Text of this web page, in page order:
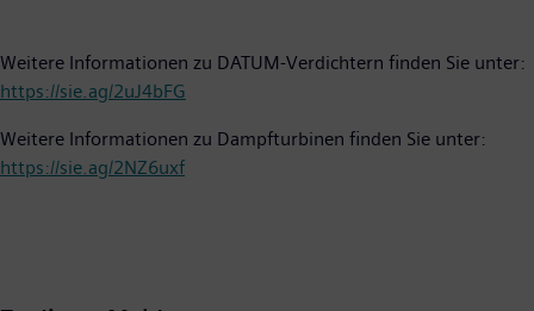
Weitere Informationen zu DATUM-Verdichtern finden Sie unter:
https://sie.ag/2uJ4bFG
Weitere Informationen zu Dampfturbinen finden Sie unter:
https://sie.ag/2NZ6uxf